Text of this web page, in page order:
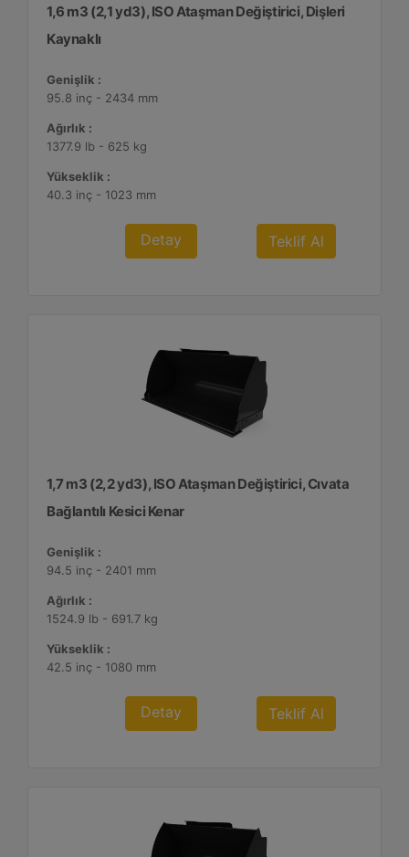
1,6 m3 (2,1 yd3), ISO Ataşman Değiştirici, Dişleri
Kaynaklı
Genişlik :
95.8 inç - 2434 mm
Ağırlık :
1377.9 lb - 625 kg
Yükseklik :
40.3 inç - 1023 mm
Detay Teklif Al
1,7 m3 (2,2 yd3), ISO Ataşman Değiştirici, Cıvata
Bağlantılı Kesici Kenar
Genişlik :
94.5 inç - 2401 mm
Ağırlık :
1524.9 lb - 691.7 kg
Yükseklik :
42.5 inç - 1080 mm
Detay Teklif Al